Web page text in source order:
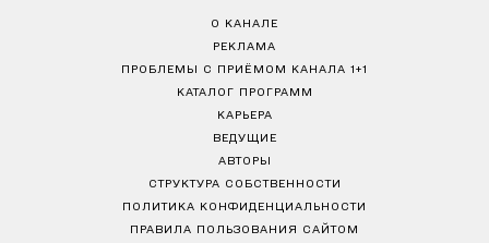
О КАНАЛЕ
РЕКЛАМА
ПРОБЛЕМЫ С ПРИЁМОМ КАНАЛА 1+1
КАТАЛОГ ПРОГРАММ
КАРЬЕРА
ВЕДУЩИЕ
АВТОРЫ
СТРУКТУРА СОБСТВЕННОСТИ
ПОЛИТИКА КОНФИДЕНЦИАЛЬНОСТИ
ПРАВИЛА ПОЛЬЗОВАНИЯ САЙТОМ